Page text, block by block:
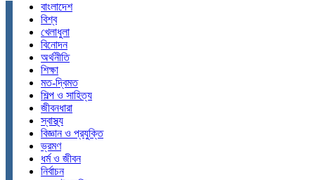
বাংলাদেশ
বিশ্ব
খেলাধুলা
বিনোদন
অর্থনীতি
শিক্ষা
মত-দ্বিমত
শিল্প ও সাহিত্য
জীবনধারা
স্বাস্থ্য
বিজ্ঞান ও প্রযুক্তি
ভ্রমণ
ধর্ম ও জীবন
নির্বাচন